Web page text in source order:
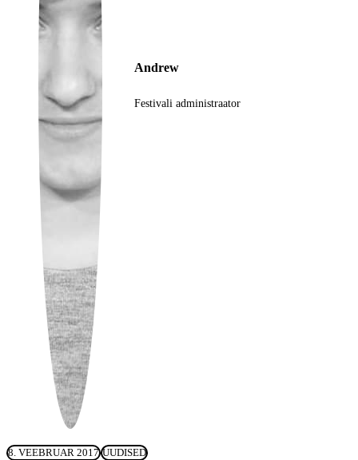
Ukrainian
Andrew
Festivali administraator
8. VEEBRUAR 2017 UUDISED